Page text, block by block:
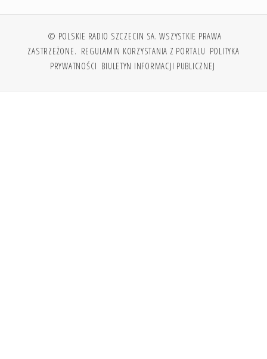
© POLSKIE RADIO SZCZECIN SA. WSZYSTKIE PRAWA
ZASTRZEŻONE. REGULAMIN KORZYSTANIA Z PORTALU POLITYKA
PRYWATNOŚCI BIULETYN INFORMACJI PUBLICZNEJ